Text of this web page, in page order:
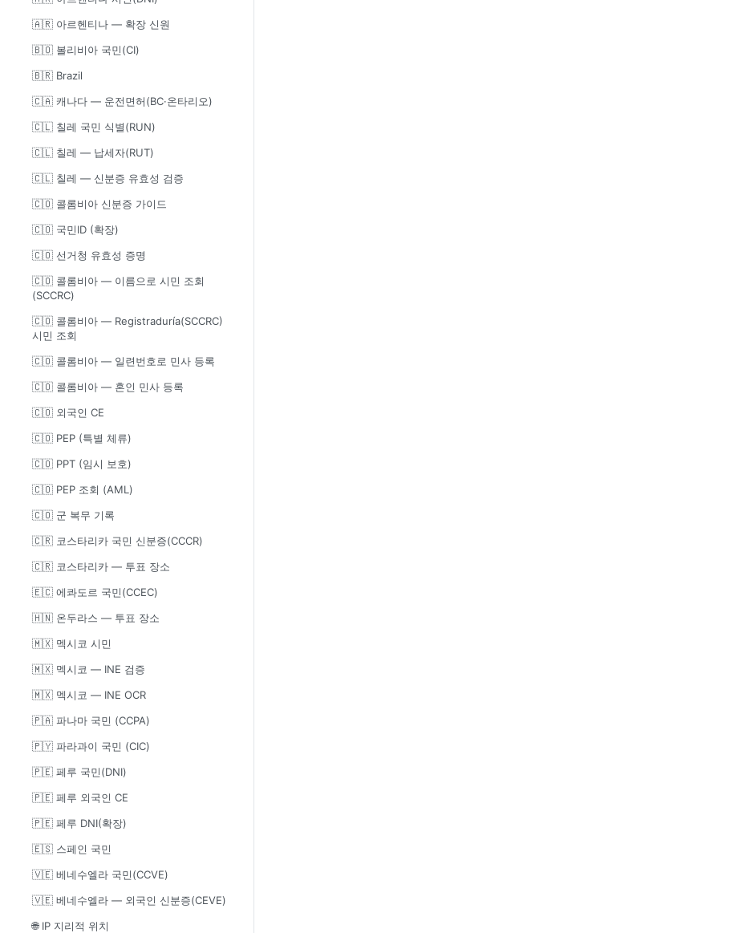
🇦🇷 아르헨티나 — 확장 신원
🇧🇴 볼리비아 국민(CI)
🇧🇷 Brazil
🇨🇦 캐나다 — 운전면허(BC·온타리오)
🇨🇱 칠레 국민 식별(RUN)
🇨🇱 칠레 — 납세자(RUT)
🇨🇱 칠레 — 신분증 유효성 검증
🇨🇴 콜롬비아 신분증 가이드
🇨🇴 국민ID (확장)
🇨🇴 선거청 유효성 증명
🇨🇴 콜롬비아 — 이름으로 시민 조회
(SCCRC)
🇨🇴 콜롬비아 — Registraduría(SCCRC)
시민 조회
🇨🇴 콜롬비아 — 일련번호로 민사 등록
🇨🇴 콜롬비아 — 혼인 민사 등록
🇨🇴 외국인 CE
🇨🇴 PEP (특별 체류)
🇨🇴 PPT (임시 보호)
🇨🇴 PEP 조회 (AML)
🇨🇴 군 복무 기록
🇨🇷 코스타리카 국민 신분증(CCCR)
🇨🇷 코스타리카 — 투표 장소
🇪🇨 에콰도르 국민(CCEC)
🇭🇳 온두라스 — 투표 장소
🇲🇽 멕시코 시민
🇲🇽 멕시코 — INE 검증
🇲🇽 멕시코 — INE OCR
🇵🇦 파나마 국민 (CCPA)
🇵🇾 파라과이 국민 (CIC)
🇵🇪 페루 국민(DNI)
🇵🇪 페루 외국인 CE
🇵🇪 페루 DNI(확장)
🇪🇸 스페인 국민
🇻🇪 베네수엘라 국민(CCVE)
🇻🇪 베네수엘라 — 외국인 신분증(CEVE)
🌐 IP 지리적 위치